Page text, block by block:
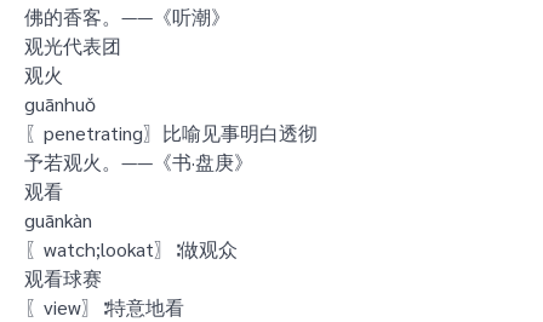
佛的香客。——《听潮》
观光代表团
观火
guānhuǒ
〖penetrating〗比喻见事明白透彻
予若观火。——《书·盘庚》
观看
guānkàn
〖watch;lookat〗∶做观众
观看球赛
〖view〗∶特意地看